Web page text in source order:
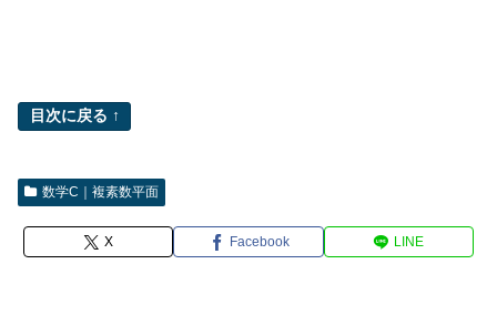
目次に戻る ↑
数学C｜複素数平面
X Facebook LINE